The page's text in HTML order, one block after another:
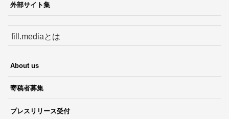
外部サイト集
fill.mediaとは
About us
寄稿者募集
プレスリリース受付